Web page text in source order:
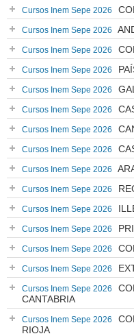
Cursos Inem Sepe 2026
Cursos Inem Sepe 2026
Cursos Inem Sepe 2026
Cursos Inem Sepe 2026
Cursos Inem Sepe 2026
Cursos Inem Sepe 2026
Cursos Inem Sepe 2026
Cursos Inem Sepe 2026
Cursos Inem Sepe 2026
Cursos Inem Sepe 2026
Cursos Inem Sepe 2026
Cursos Inem Sepe 2026
Cursos Inem Sepe 2026
Cursos Inem Sepe 2026
Cursos Inem Sepe 2026
CANTABRIA
Cursos Inem Sepe 2026
RIOJA